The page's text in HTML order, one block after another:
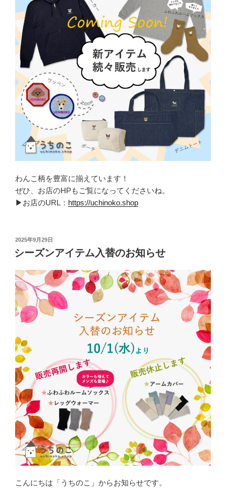
わんこ柄を豊富に揃えています！
ぜひ、お店のHPもご覧になってくださいね。
▶お店のURL： https://uchinoko.shop
投
稿
日:
2025年9月29日
シーズンアイテム入替のお知らせ
こんにちは「うちのこ」からお知らせです。